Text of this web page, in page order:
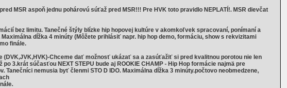
MSR aspoň jednu pohárovú súťaž pred MSR!!! Pre HVK toto pravidlo NEPLATÍ!. MSR dievčat
bez limitu. Tanečné štýly blízke hip hopovej kultúre v akomkoľvek spracovaní, ponímaní a
dĺžka 4 minúty (Môžete prihlásiť napr. hip hop demo, formáciu, show s rekvizitami
finále.
(DVK,JVK,HVK)-Chceme dať možnosť ukázať sa a zasúťažiť si pred kvalitnou porotou nie len
3.krát súčasťou NEXT STEPU bude aj ROOKIE CHAMP - Hip Hop formácie najmä pre
nemusia byť členmi STO D IDO. Maximálna dĺžka 3 minúty.počtovo neobmedzene,